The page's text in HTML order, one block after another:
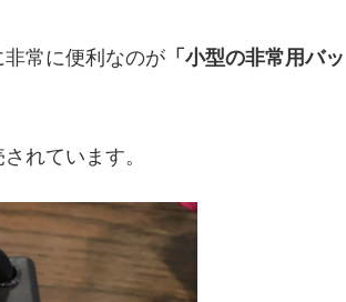
常に便利なのが 「小型の非常用バッ
れています。